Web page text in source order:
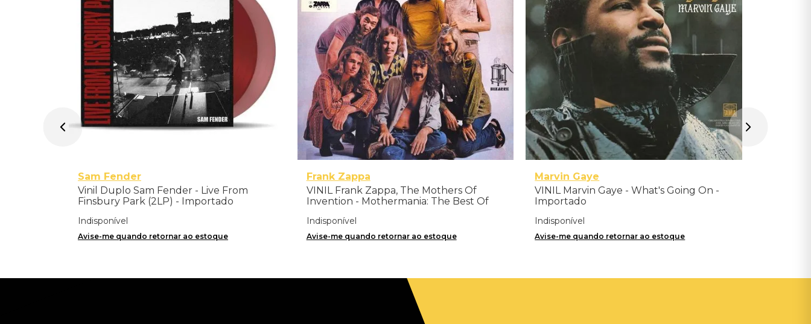
Sam Fender
Vinil Duplo Sam Fender - Live From
Finsbury Park (2LP) - Importado
Indisponível
Avise-me quando retornar ao estoque
Frank Zappa
VINIL Frank Zappa, The Mothers Of
Invention - Mothermania: The Best Of
Indisponível
Avise-me quando retornar ao estoque
Marvin Gaye
VINIL Marvin Gaye - What's Going On -
Importado
Indisponível
Avise-me quando retornar ao estoque